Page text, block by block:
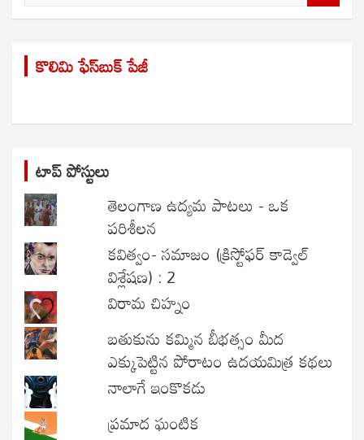
a
r
c కొలిమి ఫేస్‌బుక్ పేజీ
టాప్ పోస్టులు
తెలంగాణ ఉద్యమ పాటలు - ఒక
పరిశీలన
కవిత్వం- సమాజం (క్రిస్టోఫర్ కాడ్వెల్
విశ్లేషణ) : 2
విరామ చిహ్నం
బతుకును కమ్మిన బీభత్సం మీద
ఎక్కుపెట్టిన పోరాటం ఉదయమిత్ర కథలు
నాలాగే ఇంకొకడు
ప్రమాద ఘంటిక